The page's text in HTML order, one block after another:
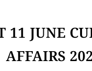
11 JUNE
AFFAIRS